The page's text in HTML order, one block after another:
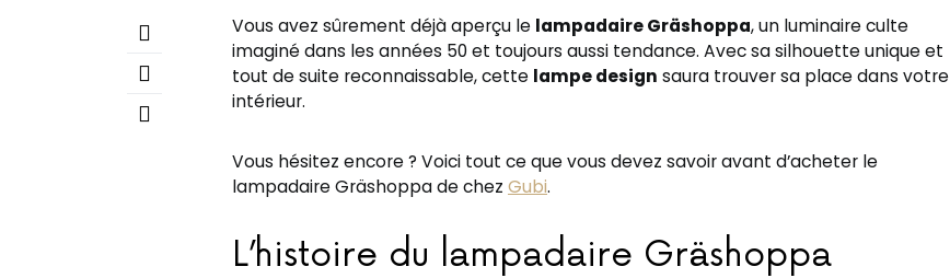
Vous avez sûrement déjà aperçu le lampadaire Gräshoppa, un luminaire culte
imaginé dans les années 50 et toujours aussi tendance. Avec sa silhouette unique et
tout de suite reconnaissable, cette lampe design saura trouver sa place dans votre
intérieur.
Vous hésitez encore ? Voici tout ce que vous devez savoir avant d’acheter le
lampadaire Gräshoppa de chez Gubi.
L’histoire du lampadaire Gräshoppa